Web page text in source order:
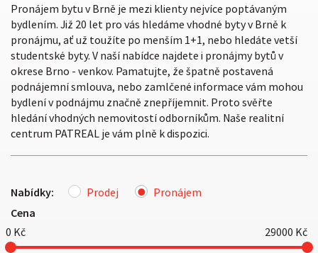
Pronájem bytu v Brně je mezi klienty nejvíce poptávaným
bydlením. Již 20 let pro vás hledáme vhodné byty v Brně k
pronájmu, ať už toužíte po menším 1+1, nebo hledáte vetší
studentské byty. V naší nabídce najdete i pronájmy bytů v
okrese Brno - venkov. Pamatujte, že špatně postavená
podnájemní smlouva, nebo zamlčené informace vám mohou
bydlení v podnájmu značně znepříjemnit. Proto svěřte
hledání vhodných nemovitostí odborníkům. Naše realitní
centrum PATREAL je vám plně k dispozici.
Nabídky: Prodej
Pronájem
Cena
0 Kč 29000 Kč